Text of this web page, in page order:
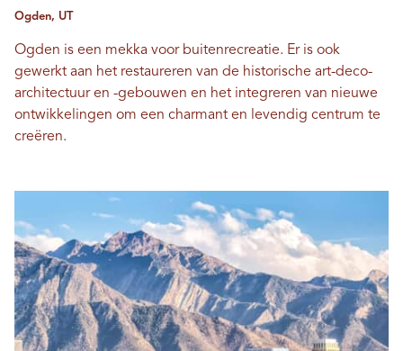
Ogden, UT
Ogden is een mekka voor buitenrecreatie. Er is ook
gewerkt aan het restaureren van de historische art-deco-
architectuur en -gebouwen en het integreren van nieuwe
ontwikkelingen om een ​​charmant en levendig centrum te
creëren.